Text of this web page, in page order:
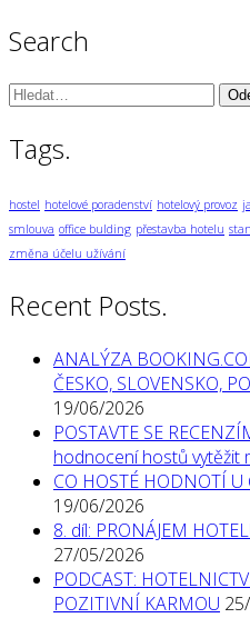
Search
Vyhledávání:
Tags.
hostel hotelové poradenství hotelový provoz
smlouva office bulding přestavba hotelu
změna účelu užívání
Recent Posts.
ANALÝZA
ČESKO, SLOVENSKO,
19/06/2026
POSTAVTE SE
hodnocení hostů vytěžit
CO HOSTÉ HODNOTÍ U
19/06/2026
8. díl: PRONÁJEM
27/05/2026
PODCAST:
POZITIVNÍ KARMOU